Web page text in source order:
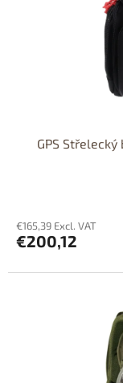
GPS
€165,39 Excl. VAT
€200,12